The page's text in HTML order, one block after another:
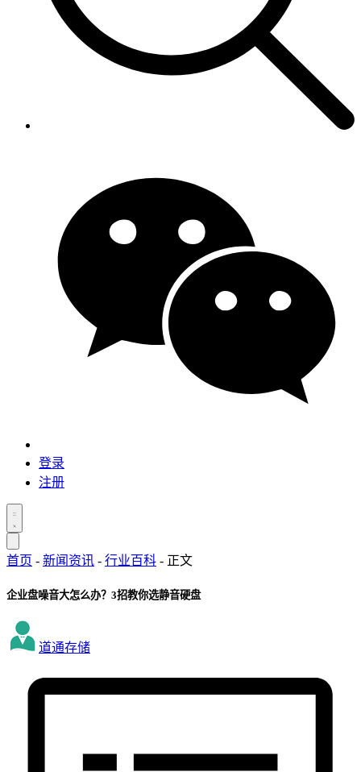
登录
注册
首页 - 新闻资讯 - 行业百科 - 正文
企业盘噪音大怎么办？3招教你选静音硬盘
道通存储